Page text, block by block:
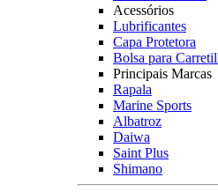
Acessórios
Lubrificantes
Capa Protetora
Bolsa para
Principais Marcas
Rapala
Marine Sports
Albatroz
Daiwa
Saint Plus
Shimano